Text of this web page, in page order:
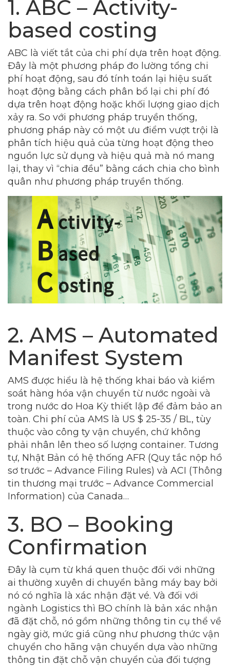
1. ABC – Activity-
based costing
ABC là viết tắt của chi phí dựa trên hoạt động.
Đây là một phương pháp đo lường tổng chi
phí hoạt động, sau đó tính toán lại hiệu suất
hoạt động bằng cách phân bổ lại chi phí đó
dựa trên hoạt động hoặc khối lượng giao dịch
xảy ra. So với phương pháp truyền thống,
phương pháp này có một ưu điểm vượt trội là
phân tích hiệu quả của từng hoạt động theo
nguồn lực sử dụng và hiệu quả mà nó mang
lại, thay vì “chia đều” bằng cách chia cho bình
quân như phương pháp truyền thống.
2. AMS – Automated
Manifest System
AMS được hiểu là hệ thống khai báo và kiểm
soát hàng hóa vận chuyển từ nước ngoài và
trong nước do Hoa Kỳ thiết lập để đảm bảo an
toàn. Chi phí của AMS là US $ 25-35 / BL, tùy
thuộc vào công ty vận chuyển, chứ không
phải nhân lên theo số lượng container. Tương
tự, Nhật Bản có hệ thống AFR (Quy tắc nộp hồ
sơ trước – Advance Filing Rules) và ACI (Thông
tin thương mại trước – Advance Commercial
Information) của Canada…
3. BO – Booking
Confirmation
Đây là cụm từ khá quen thuộc đối với những
ai thường xuyên di chuyển bằng máy bay bởi
nó có nghĩa là xác nhận đặt vé. Và đối với
ngành Logistics thì BO chính là bản xác nhận
đã đặt chỗ, nó gồm những thông tin cụ thể về
ngày giờ, mức giá cũng như phương thức vận
chuyển cho hãng vận chuyển dựa vào những
thông tin đặt chỗ vận chuyển của đối tượng